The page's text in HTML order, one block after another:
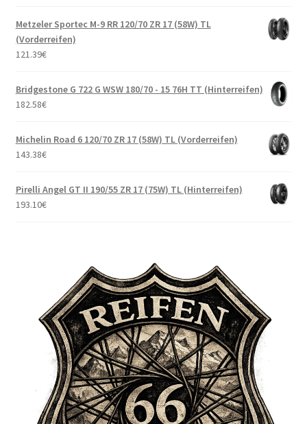
Metzeler Sportec M-9 RR 120/70 ZR 17 (58W) TL
(Vorderreifen)
121.39€
Bridgestone G 722 G WSW 180/70 - 15 76H TT (Hinterreifen)
182.58€
Michelin Road 6 120/70 ZR 17 (58W) TL (Vorderreifen)
143.38€
Pirelli Angel GT II 190/55 ZR 17 (75W) TL (Hinterreifen)
193.10€